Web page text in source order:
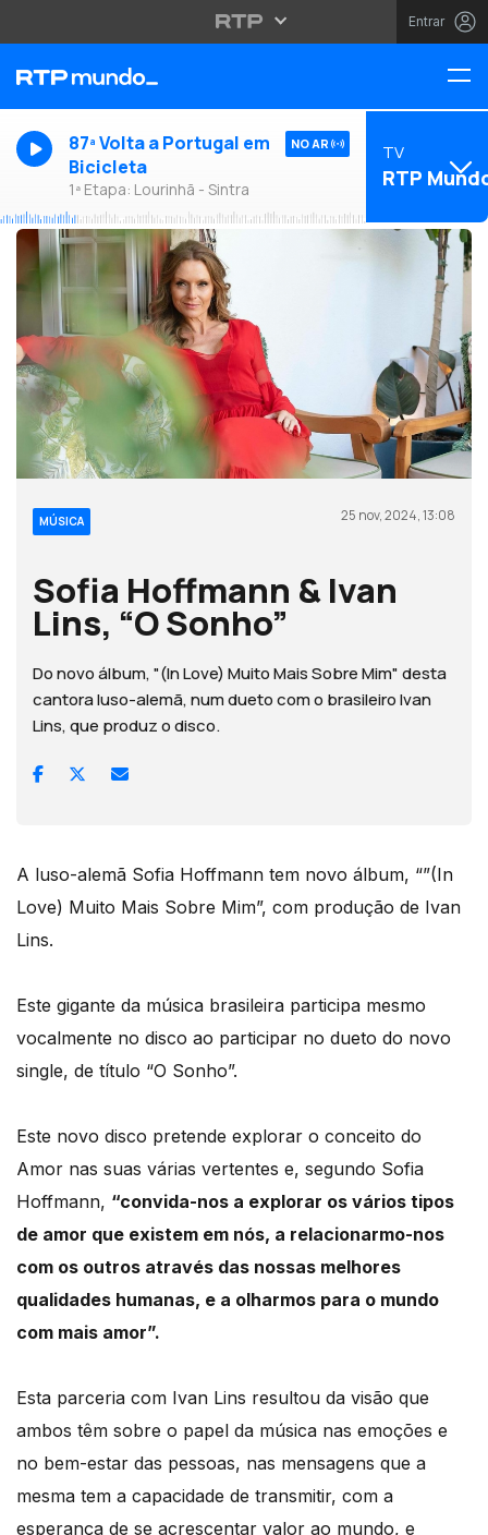
Entrar
87ª Volta a Portugal em
Bicicleta
1ª Etapa: Lourinhã - Sintra
NO AR TV
RTP
MÚSICA 25 nov, 2024, 13:08
Sofia Hoffmann & Ivan
Lins, “O Sonho”
Do novo álbum, "(In Love) Muito Mais Sobre Mim" desta
cantora luso-alemã, num dueto com o brasileiro Ivan
Lins, que produz o disco.
A luso-alemã Sofia Hoffmann tem novo álbum, “”(In
Love) Muito Mais Sobre Mim”, com produção de Ivan
Lins.
Este gigante da música brasileira participa mesmo
vocalmente no disco ao participar no dueto do novo
single, de título “O Sonho”.
Este novo disco pretende explorar o conceito do
Amor nas suas várias vertentes e, segundo Sofia
Hoffmann, “convida-nos a explorar os vários tipos
de amor que existem em nós, a relacionarmo-nos
com os outros através das nossas melhores
qualidades humanas, e a olharmos para o mundo
com mais amor”.
Esta parceria com Ivan Lins resultou da visão que
ambos têm sobre o papel da música nas emoções e
no bem-estar das pessoas, nas mensagens que a
mesma tem a capacidade de transmitir, com a
esperança de se acrescentar valor ao mundo, e